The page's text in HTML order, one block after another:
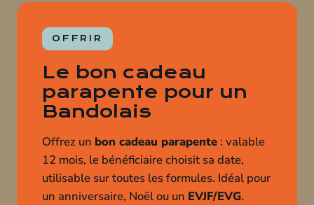
OFFRIR
Le bon cadeau
parapente pour un
Bandolais
Offrez un bon cadeau parapente : valable
12 mois, le bénéficiaire choisit sa date,
utilisable sur toutes les formules. Idéal pour
un anniversaire, Noël ou un EVJF/EVG.